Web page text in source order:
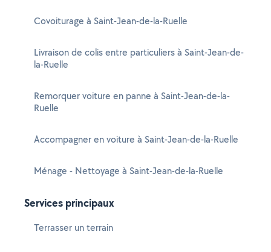
Covoiturage à Saint-Jean-de-la-Ruelle
Livraison de colis entre particuliers à Saint-Jean-de-
la-Ruelle
Remorquer voiture en panne à Saint-Jean-de-la-
Ruelle
Accompagner en voiture à Saint-Jean-de-la-Ruelle
Ménage - Nettoyage à Saint-Jean-de-la-Ruelle
Services principaux
Terrasser un terrain